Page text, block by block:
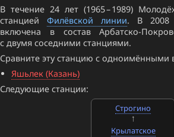
В течение 24 лет (1965 – 1989)
станцией Филёвской линии. В 2008
включена в состав Арбатско-
с двумя соседними станциями.
Сравните эту станцию с одноимёнными
Яшьлек (Казань)
Следующие станции:
Строгино
Крылатское